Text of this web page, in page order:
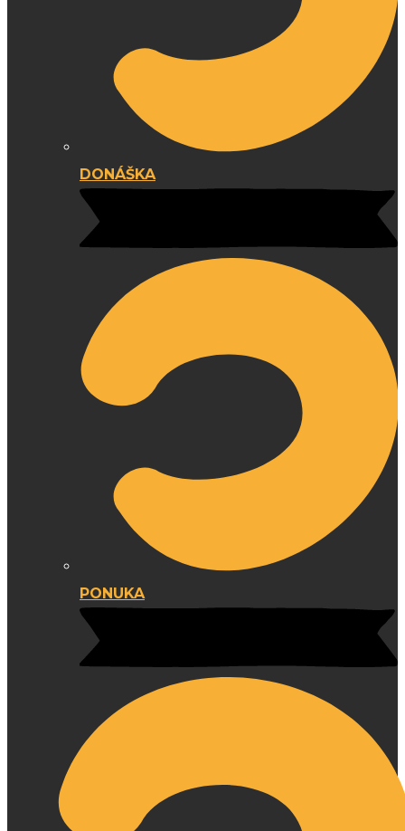
DONÁŠKA
PONUKA